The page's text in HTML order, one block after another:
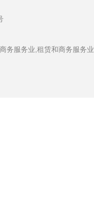
务服务业,租赁和商务服务业